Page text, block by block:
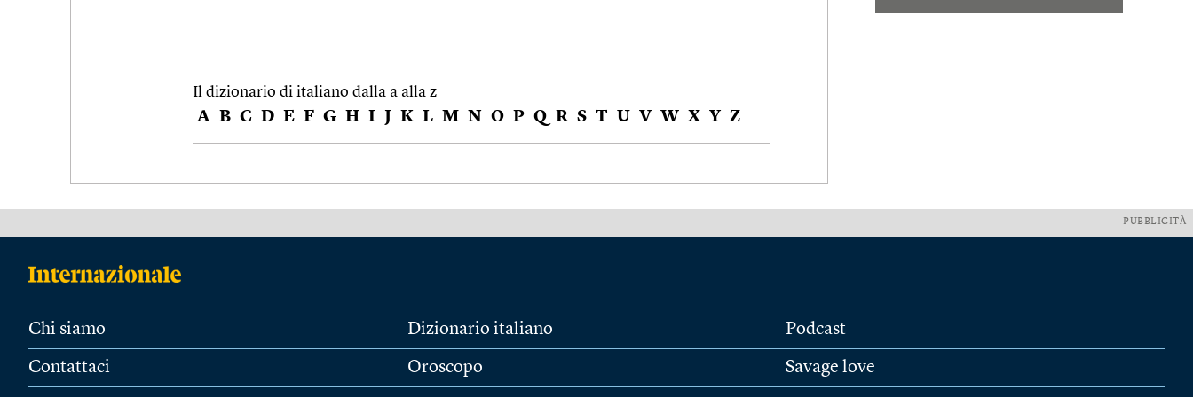
Il dizionario di italiano dalla a alla z
A B C D E F G H I J K L M N O P Q R S T U V W X Y Z
PUBBLICITÀ
Chi siamo
Contattaci
Dizionario italiano
Oroscopo
Podcast
Savage love